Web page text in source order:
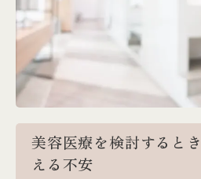
美容医療を検討すると
える不安